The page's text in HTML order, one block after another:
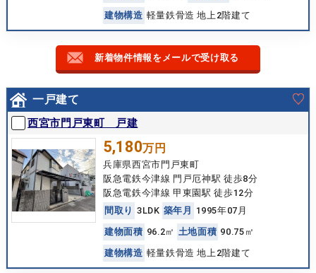
建物構造 軽量鉄骨造 地上2階建て
新着物件情報をメールで受け取る
一戸建て
西宮市門戸東町 戸建
5,180万円
兵庫県西宮市門戸東町
阪急電鉄今津線 門戸厄神駅 徒歩8分
阪急電鉄今津線 甲東園駅 徒歩12分
間 取 り 3LDK 築年 月
1995年07月
建物面積 96.2㎡ 土地面積 90.75㎡
建物構造 軽量鉄骨造 地上2階建て